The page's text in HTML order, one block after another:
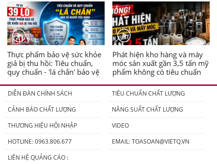
Thực phẩm bảo vệ sức khỏe
giả bị thu hồi: Tiêu chuẩn,
quy chuẩn - 'lá chắn' bảo vệ
Phát hiện kho hàng và máy
móc sản xuất gần 3,5 tấn mỹ
phẩm không có tiêu chuẩn
DIỄN ĐÀN CHÍNH SÁCH
TIÊU CHUẨN CHẤT LƯỢNG
CẢNH BÁO CHẤT LƯỢNG
NĂNG SUẤT CHẤT LƯỢNG
THƯƠNG HIỆU HỘI NHẬP
VIDEO
HOTLINE: 0963.806.677
EMAIL:TOASOAN@VIETQ.VN
LIÊN HỆ QUẢNG CÁO :